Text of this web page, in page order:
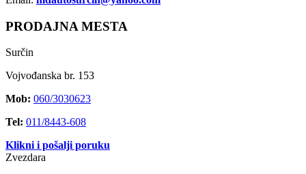
PRODAJNA MESTA
Surčin
Vojvođanska br. 153
Mob: 060/3030623
Tel: 011/8443-608
Klikni i pošalji poruku
Zvezdara